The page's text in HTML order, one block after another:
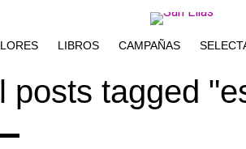
LIBROS CAMPAÑAS
posts tagged